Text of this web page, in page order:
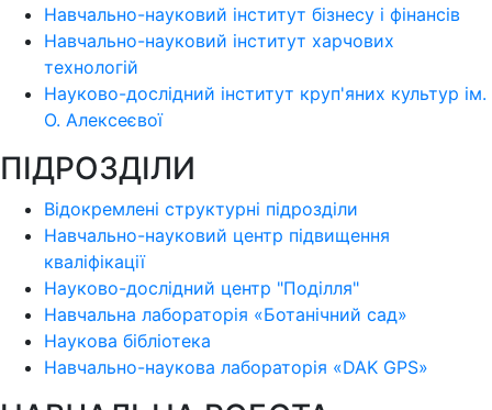
Навчально-науковий інститут бізнесу і фінансів
Навчально-науковий інститут харчових
технологій
Науково-дослідний інститут круп'яних культур ім.
О. Алексеєвої
ПІДРОЗДІЛИ
Відокремлені структурні підрозділи
Навчально-науковий центр підвищення
кваліфікації
Науково-дослідний центр "Поділля"
Навчальна лабораторія «Ботанічний сад»
Наукова бібліотека
Навчально-наукова лабораторія «DAK GPS»